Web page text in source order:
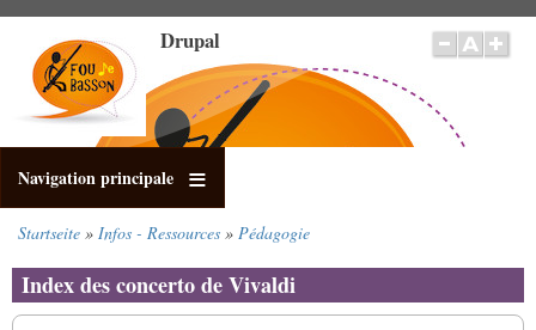
Inhalt
Drupal
Navigation principale
Startseite Infos - Ressources Pédagogie
Index des concerto de Vivaldi